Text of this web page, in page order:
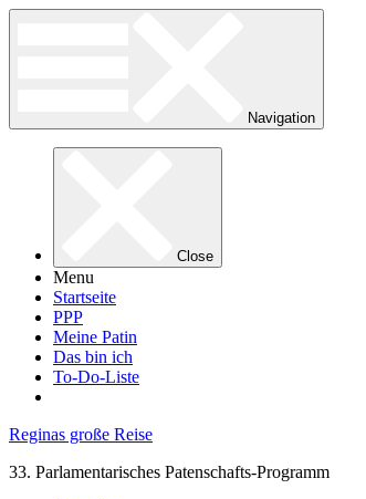
Navigation
Close
Menu
Startseite
PPP
Meine Patin
Das bin ich
To-Do-Liste
Reginas große Reise
33. Parlamentarisches Patenschafts-Programm